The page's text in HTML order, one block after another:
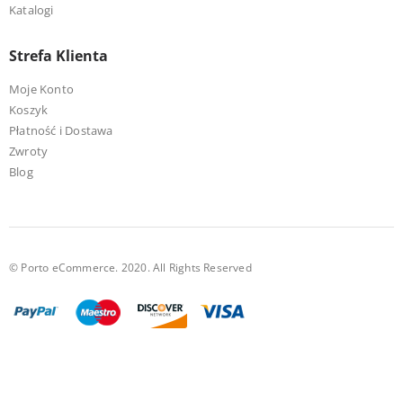
Katalogi
Strefa Klienta
Moje Konto
Koszyk
Płatność i Dostawa
Zwroty
Blog
© Porto eCommerce. 2020. All Rights Reserved